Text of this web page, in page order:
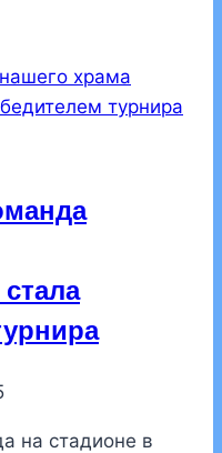
на стадионе в